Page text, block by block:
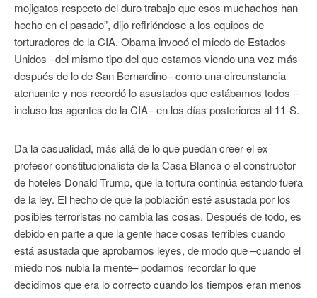
mojigatos respecto del duro trabajo que esos muchachos han
hecho en el pasado”, dijo refiriéndose a los equipos de
torturadores de la CIA. Obama invocó el miedo de Estados
Unidos –del mismo tipo del que estamos viendo una vez más
después de lo de San Bernardino– como una circunstancia
atenuante y nos recordó lo asustados que estábamos todos –
incluso los agentes de la CIA– en los días posteriores al 11-S.
Da la casualidad, más allá de lo que puedan creer el ex
profesor constitucionalista de la Casa Blanca o el constructor
de hoteles Donald Trump, que la tortura continúa estando fuera
de la ley. El hecho de que la población esté asustada por los
posibles terroristas no cambia las cosas. Después de todo, es
debido en parte a que la gente hace cosas terribles cuando
está asustada que aprobamos leyes, de modo que –cuando el
miedo nos nubla la mente– podamos recordar lo que
decidimos que era lo correcto cuando los tiempos eran menos